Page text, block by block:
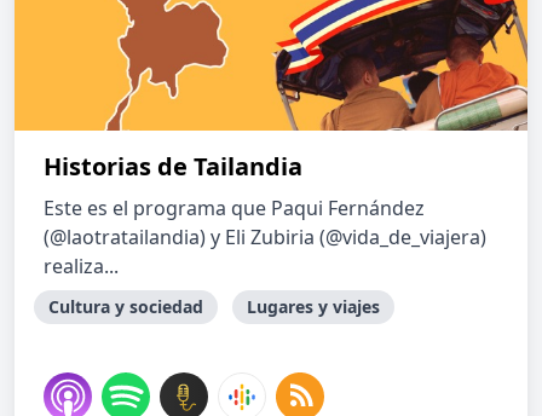
Historias de Tailandia
Este es el programa que Paqui Fernández
(@laotratailandia) y Eli Zubiria (@vida_de_viajera)
realiza...
Cultura y sociedad Lugares y viajes